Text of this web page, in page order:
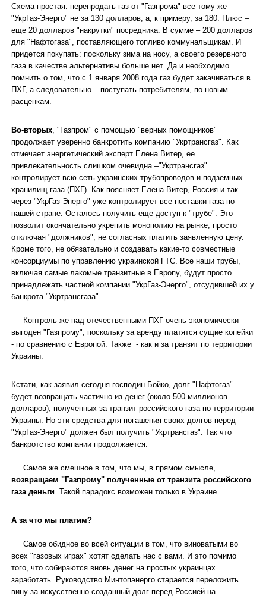
Схема простая: перепродать газ от "Газпрома" все тому же
"УкрГаз-Энерго" не за 130 долларов, а, к примеру, за 180. Плюс –
еще 20 долларов "накрутки" посредника. В сумме – 200 долларов
для "Нафтогаза", поставляющего топливо коммунальщикам. И
придется покупать: поскольку зима на носу, а своего резервного
газа в качестве альтернативы больше нет. Да и необходимо
помнить о том, что с 1 января 2008 года газ будет закачиваться в
ПХГ, а следовательно – поступать потребителям, по новым
расценкам.
Во-вторых, "Газпром" с помощью "верных помощников"
продолжает уверенно банкротить компанию "Укртрансгаз". Как
отмечает энергетический эксперт Елена Витер, ее
привлекательность слишком очевидна –"Укртрансгаз"
контролирует всю сеть украинских трубопроводов и подземных
хранилищ газа (ПХГ). Как поясняет Елена Витер, Россия и так
через "УкрГаз-Энерго" уже контролирует все поставки газа по
нашей стране. Осталось получить еще доступ к "трубе". Это
позволит окончательно укрепить монополию на рынке, просто
отключая "должников", не согласных платить заявленную цену.
Кроме того, не обязательно и создавать какие-то совместные
консорциумы по управлению украинской ГТС. Все наши трубы,
включая самые лакомые транзитные в Европу, будут просто
принадлежать частной компании "УкрГаз-Энерго", отсудившей их у
банкрота "Укртрансгаза".
Контроль же над отечественными ПХГ очень экономически
выгоден "Газпрому", поскольку за аренду платятся сущие копейки
- по сравнению с Европой. Также - как и за транзит по территории
Украины.
Кстати, как заявил сегодня господин Бойко, долг "Нафтогаз"
будет возвращать частично из денег (около 500 миллионов
долларов), полученных за транзит российского газа по территории
Украины. Но эти средства для погашения своих долгов перед
"УкрГаз-Энерго" должен был получить "Укртрансгаз". Так что
банкротство компании продолжается.
Самое же смешное в том, что мы, в прямом смысле,
возвращаем "Газпрому" полученные от транзита российского
газа деньги. Такой парадокс возможен только в Украине.
А за что мы платим?
Самое обидное во всей ситуации в том, что виноватыми во
всех "газовых играх" хотят сделать нас с вами. И это помимо
того, что собираются вновь денег на простых украинцах
заработать. Руководство Минтопэнерго старается переложить
вину за искусственно созданный долг перед Россией на